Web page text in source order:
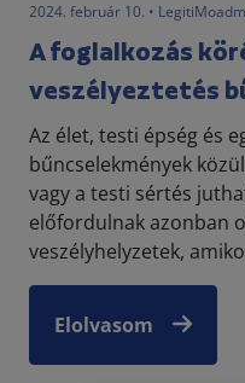
2024. február 10. •
A foglalkozás
veszélyeztetés
Az élet, testi épség és
bűncselekmények
vagy a testi sértés
előfordulnak azonban
veszélyhelyzetek,
Elolvasom